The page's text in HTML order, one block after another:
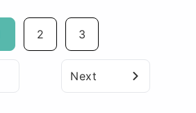
2 3
Next